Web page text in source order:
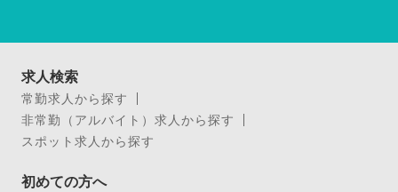
求人検索
常勤求人から探す
非常勤（アルバイト）求人から探す
スポット求人から探す
初めての方へ